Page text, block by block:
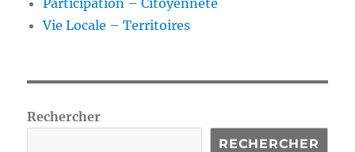
Vie Locale – Territoires
Rechercher
RECHERCHER